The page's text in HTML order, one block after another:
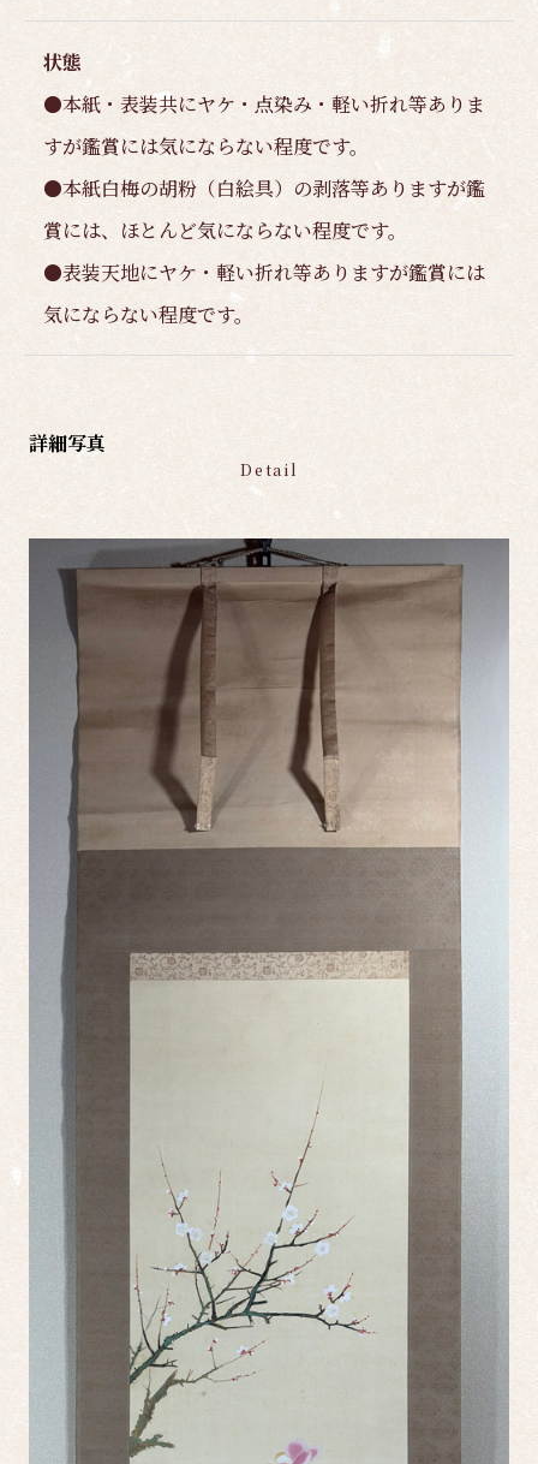
状態
●本紙・表装共にヤケ・点染み・軽い折れ等ありま
すが鑑賞には気にならない程度です。
●本紙白梅の胡粉（白絵具）の剥落等ありますが鑑
賞には、ほとんど気にならない程度です。
●表装天地にヤケ・軽い折れ等ありますが鑑賞には
気にならない程度です。
詳細写真
Detail